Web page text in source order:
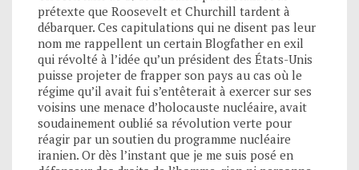
prétexte que Roosevelt et Churchill tardent à
débarquer. Ces capitulations qui ne disent pas leur
nom me rappellent un certain Blogfather en exil
qui révolté à l’idée qu’un président des États-Unis
puisse projeter de frapper son pays au cas où le
régime qu’il avait fui s’entêterait à exercer sur ses
voisins une menace d’holocauste nucléaire, avait
soudainement oublié sa révolution verte pour
réagir par un soutien du programme nucléaire
iranien. Or dès l’instant que je me suis posé en